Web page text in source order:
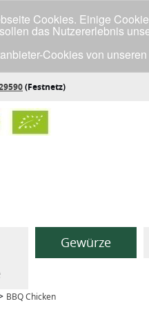
(Festnetz)
Gewürze
BBQ Chicken
Cookies. Einige
das Nutzererlebnis
Cookies von
du mit der Verwendung